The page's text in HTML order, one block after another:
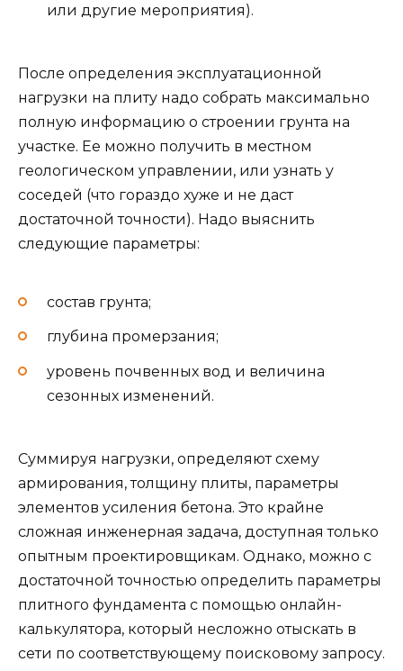
или другие мероприятия).
После определения эксплуатационной
нагрузки на плиту надо собрать максимально
полную информацию о строении грунта на
участке. Ее можно получить в местном
геологическом управлении, или узнать у
соседей (что гораздо хуже и не даст
достаточной точности). Надо выяснить
следующие параметры:
состав грунта;
глубина промерзания;
уровень почвенных вод и величина
сезонных изменений.
Суммируя нагрузки, определяют схему
армирования, толщину плиты, параметры
элементов усиления бетона. Это крайне
сложная инженерная задача, доступная только
опытным проектировщикам. Однако, можно с
достаточной точностью определить параметры
плитного фундамента с помощью онлайн-
калькулятора, который несложно отыскать в
сети по соответствующему поисковому запросу.